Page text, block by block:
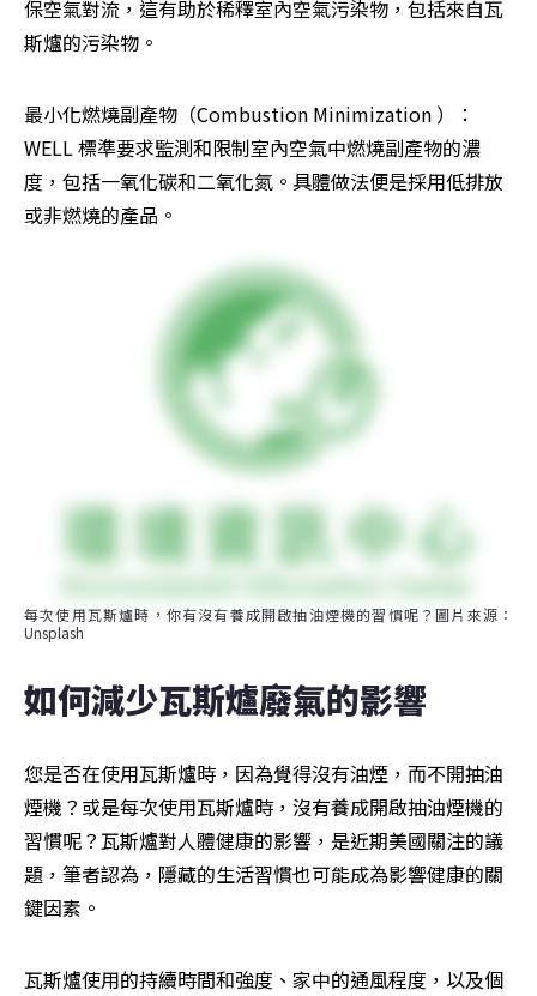
保空氣對流，這有助於稀釋室內空氣污染物，包括來自瓦
斯爐的污染物。
最小化燃燒副產物（Combustion Minimization ）：
WELL 標準要求監測和限制室內空氣中燃燒副產物的濃
度，包括一氧化碳和二氧化氮。具體做法便是採用低排放
或非燃燒的產品。
每次使用瓦斯爐時，你有沒有養成開啟抽油煙機的習慣呢？圖片來源：
Unsplash
如何減少瓦斯爐廢氣的影響
您是否在使用瓦斯爐時，因為覺得沒有油煙，而不開抽油
煙機？或是每次使用瓦斯爐時，沒有養成開啟抽油煙機的
習慣呢？瓦斯爐對人體健康的影響，是近期美國關注的議
題，筆者認為，隱藏的生活習慣也可能成為影響健康的關
鍵因素。
瓦斯爐使用的持續時間和強度、家中的通風程度，以及個